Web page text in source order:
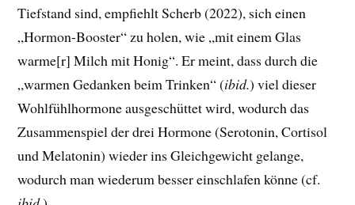
Tiefstand sind, empfiehlt Scherb (2022), sich einen
„Hormon-Booster“ zu holen, wie „mit einem Glas
warme[r] Milch mit Honig“. Er meint, dass durch die
„warmen Gedanken beim Trinken“ (ibid.) viel dieser
Wohlfühlhormone ausgeschüttet wird, wodurch das
Zusammenspiel der drei Hormone (Serotonin, Cortisol
und Melatonin) wieder ins Gleichgewicht gelange,
wodurch man wiederum besser einschlafen könne (cf.